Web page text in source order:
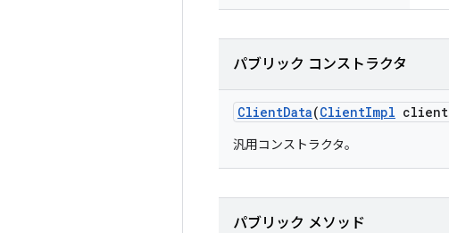
パブリック コンストラクタ
ClientData(ClientImpl client
汎用コンストラクタ。
パブリック メソッド